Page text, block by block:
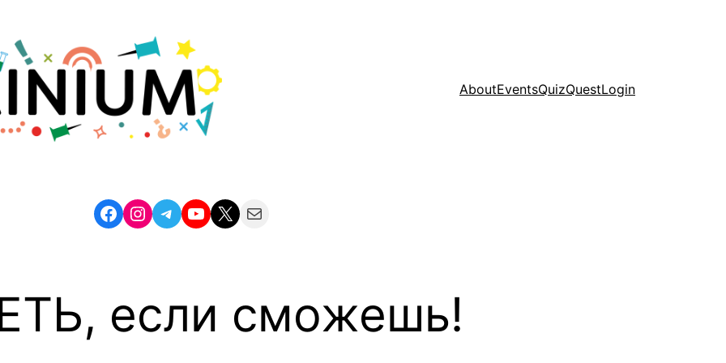
AboutEventsQuizQuestLogin
Facebook
Instagram
Telegram
YouTube
X Mail
если сможешь!